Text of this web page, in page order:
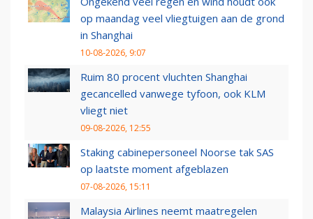
op maandag veel vliegtuigen aan de grond
in Shanghai
10-08-2026, 9:07
Ruim 80 procent vluchten Shanghai
gecancelled vanwege tyfoon, ook KLM
vliegt niet
09-08-2026, 12:55
Staking cabinepersoneel Noorse tak SAS
op laatste moment afgeblazen
07-08-2026, 15:11
Malaysia Airlines neemt maatregelen